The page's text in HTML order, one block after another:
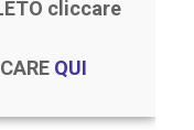
cliccare
QUI